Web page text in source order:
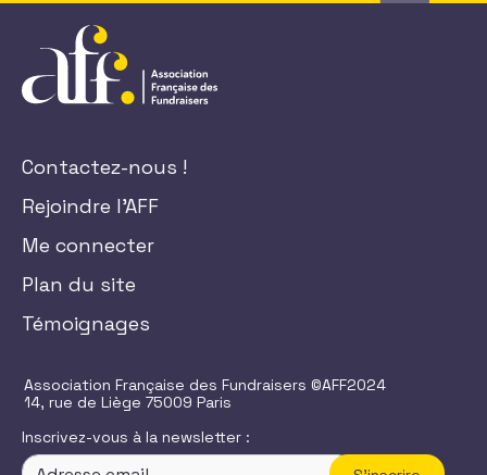
Contactez-nous !
Rejoindre l'AFF
Me connecter
Plan du site
Témoignages
Association Française des Fundraisers ©AFF2024
14, rue de Liège 75009 Paris
Inscrivez-vous à la newsletter :